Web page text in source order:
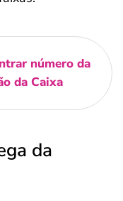
número da
da Caixa
da